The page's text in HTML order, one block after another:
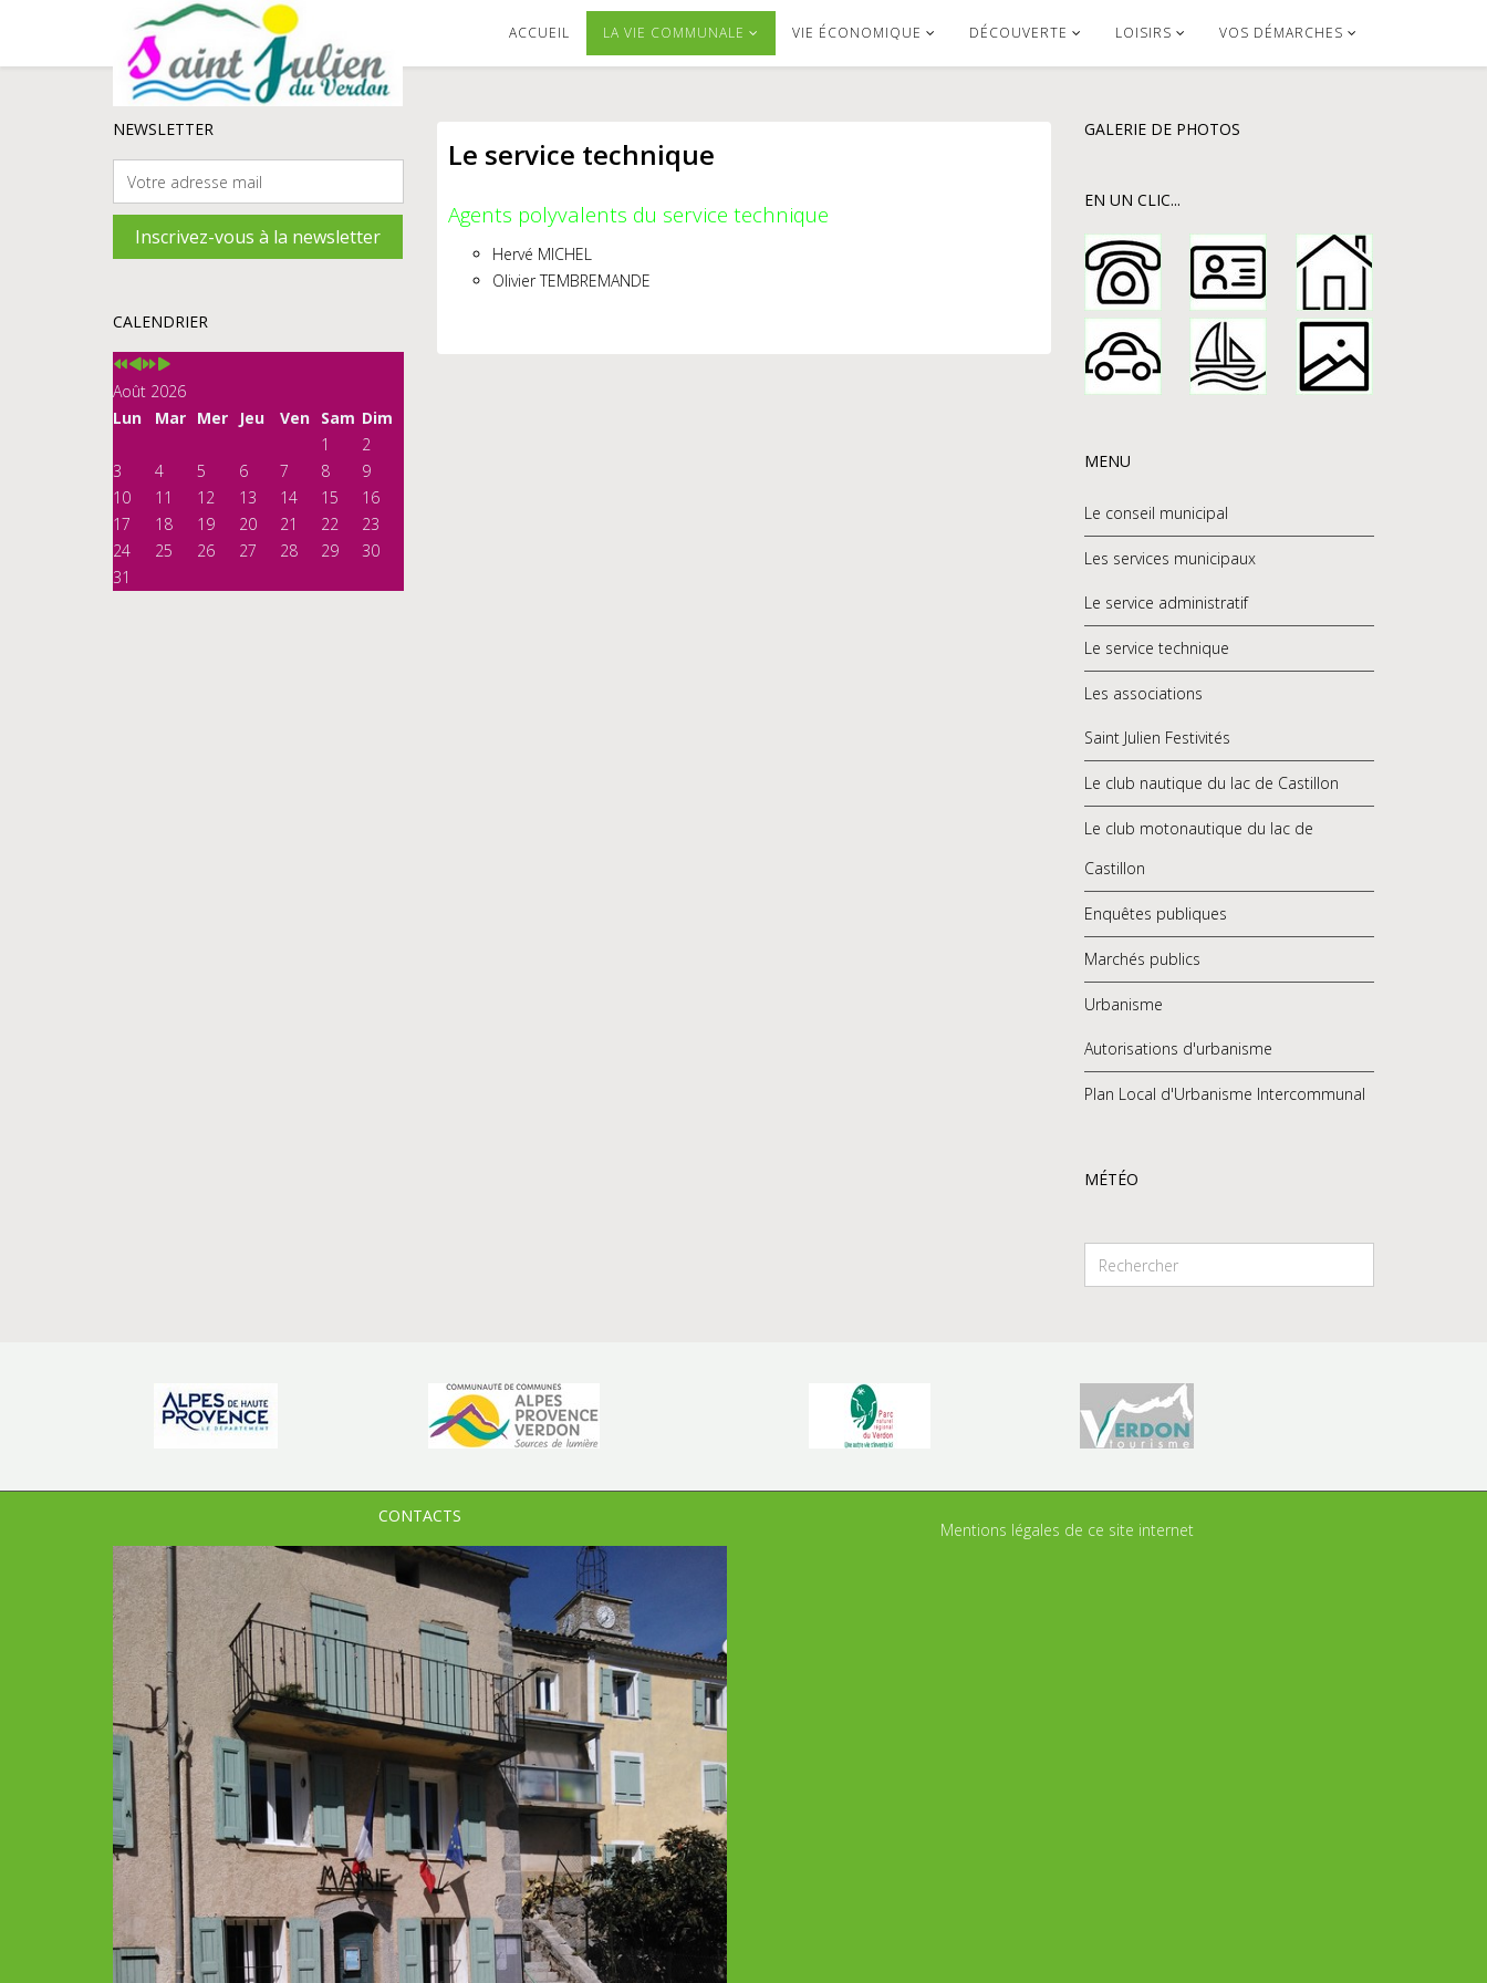
ACCUEIL LA VIE COMMUNALE VIE ÉCONOMIQUE DÉCOUVERTE LOISIRS VOS DÉMARCHES
NEWSLETTER
CALENDRIER
Année
Mois
Année
Mois
Août 2026
Lun
Mar Mer Jeu Ven Sam Dim
1
2
3
4 5 6 7 8
9
10
11 12 13 14 15
16
17
18 19 20 21 22
23
24
25 26 27 28 29
30
31
Le service technique
Agents polyvalents du service technique
Hervé MICHEL
Olivier TEMBREMANDE
GALERIE DE PHOTOS
EN UN CLIC...
MENU
Le conseil municipal
Les services municipaux
Le service administratif
Le service technique
Les associations
Saint Julien Festivités
Le club nautique du lac de Castillon
Le club motonautique du lac de
Castillon
Enquêtes publiques
Marchés publics
Urbanisme
Autorisations d'urbanisme
Plan Local d'Urbanisme Intercommunal
MÉTÉO
CONTACTS
Mentions légales de ce site internet